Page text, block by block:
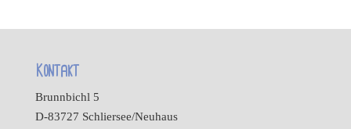
Kontakt
Brunnbichl 5
D-83727 Schliersee/Neuhaus